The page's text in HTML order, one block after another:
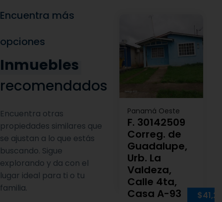
Encuentra más
opciones
Inmuebles
recomendados
Encuentra otras
propiedades similares que
se ajustan a lo que estás
buscando. Sigue
explorando y da con el
lugar ideal para ti o tu
familia.
Panamá Oeste
F. 30142509
Correg. de
Guadalupe,
Urb. La
Valdeza,
Calle 4ta,
Casa A-93